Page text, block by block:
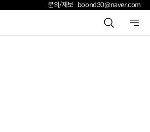
문의/제보 boond30@naver.com